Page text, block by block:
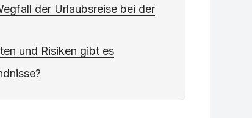
der Urlaubsreise bei der
und Risiken gibt es